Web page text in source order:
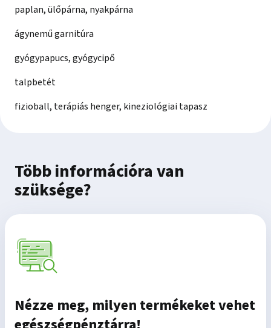
paplan, ülőpárna, nyakpárna
ágynemű garnitúra
gyógypapucs, gyógycipő
talpbetét
fizioball, terápiás henger, kineziológiai tapasz
Több információra van
szüksége?
Nézze meg, milyen termékeket vehet